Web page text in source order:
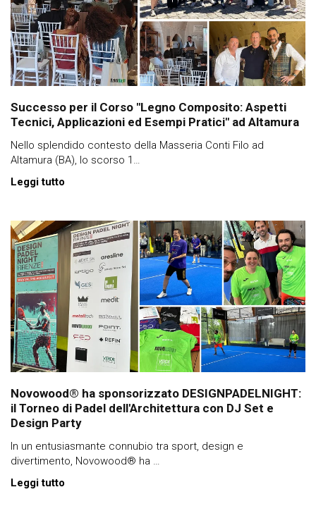
Successo per il Corso "Legno Composito: Aspetti
Tecnici, Applicazioni ed Esempi Pratici" ad Altamura
Nello splendido contesto della Masseria Conti Filo ad
Altamura (BA), lo scorso 1…
Leggi tutto
Novowood® ha sponsorizzato DESIGNPADELNIGHT:
il Torneo di Padel dell'Architettura con DJ Set e
Design Party
In un entusiasmante connubio tra sport, design e
divertimento, Novowood® ha …
Leggi tutto